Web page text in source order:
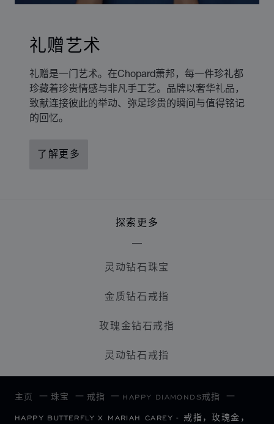
礼赠艺术
礼赠是一门艺术。在Chopard萧邦，每一件珍礼都
珍藏着珍贵情感与非凡手工艺。品牌以奢华礼品，
致献连接彼此的举动、弥足珍贵的瞬间与值得铭记
的回忆。
了解更多
探索更多
灵动钻石珠宝
金质钻石戒指
玫瑰金钻石戒指
灵动钻石戒指
主页 珠宝 戒指 HAPPY DIAMONDS戒指
HAPPY BUTTERFLY X MARIAH CAREY - 戒指，玫瑰金，